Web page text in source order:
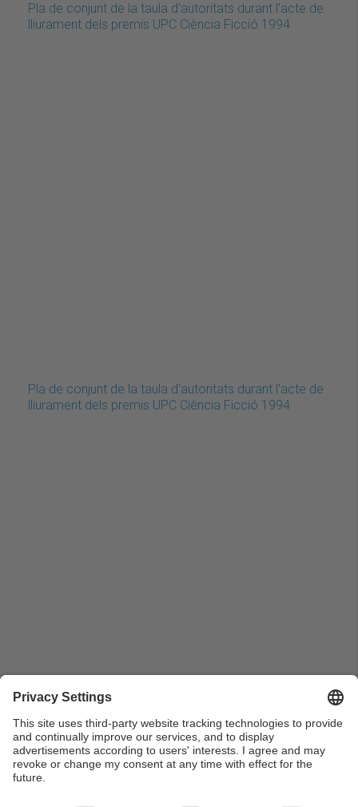
Pla de conjunt de la taula d'autoritats durant l'acte de
lliurament dels premis UPC Ciència Ficció 1994
Pla de conjunt de la taula d'autoritats durant l'acte de
lliurament dels premis UPC Ciència Ficció 1994
Pla conjunt del Senyor Foster dels de la tribuna fent
una conferència i la taula d'autoritats durant l'acte de